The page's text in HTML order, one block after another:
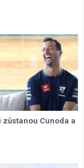
zůstanou Cunoda a